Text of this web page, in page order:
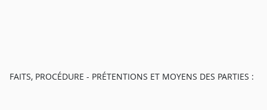
FAITS, PROCÉDURE - PRÉTENTIONS ET MOYENS DES PARTIES :